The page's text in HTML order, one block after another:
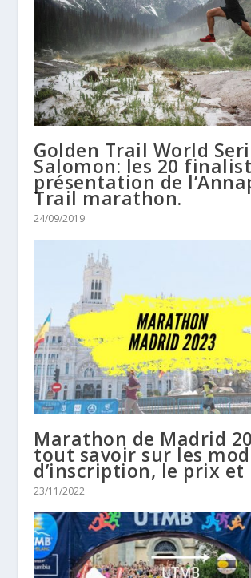
Golden Trail World
Salomon: les 20
présentation de
Trail marathon.
24/09/2019
Marathon de Madrid
tout savoir sur les
d’inscription, le prix et
23/11/2022